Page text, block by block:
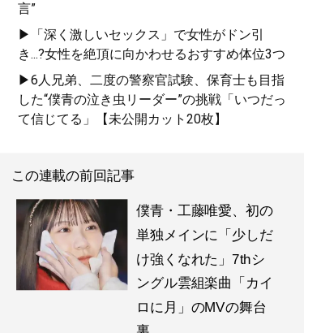
言”
▶「深く激しいセックス」で女性がドン引
き...?女性を絶頂に向かわせるおすすめ体位3つ
▶6人兄弟、二度の警察官試験、保育士も目指
した“僕青の泣き虫リーダー”の挑戦「いつだっ
て信じてる」【未公開カット20枚】
この連載の前回記事
僕青・工藤唯愛、初の
単独メインに「少しだ
け強くなれた」7thシ
ングル雲組楽曲「カイ
ロに月」のMVの舞台